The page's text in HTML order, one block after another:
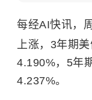
每经AI快讯，
上涨，3年期
4.190%，5年
4.237%。